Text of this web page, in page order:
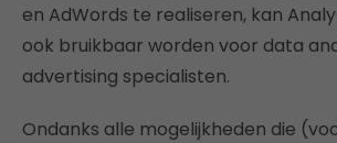
en AdWords te realiseren, kan
ook bruikbaar worden voor data
advertising specialisten.
Ondanks alle mogelijkheden die